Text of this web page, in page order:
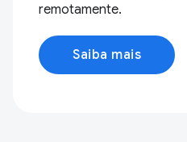
remotamente.
Saiba mais